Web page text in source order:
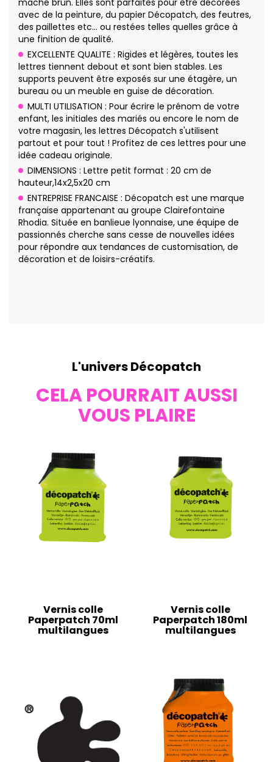
maché brun. Elles sont parfaites pour être décorées
avec de la peinture, du papier Décopatch, des feutres,
des paillettes etc… ou restées telles quelles grâce à
une finition de qualité.
EXCELLENTE QUALITE : Rigides et légères, toutes les
lettres tiennent debout et sont bien stables. Les
supports peuvent être exposés sur une étagère, un
bureau ou un meuble en guise de décoration.
MULTI UTILISATION : Pour écrire le prénom de votre
enfant, les initiales des mariés ou encore le nom de
votre magasin, les lettres Décopatch s'utilisent
partout et pour tout ! Profitez de ces lettres pour une
idée cadeau originale.
DIMENSIONS : Lettre petit format : 20 cm de
hauteur,14x2,5x20 cm
ENTREPRISE FRANCAISE : Décopatch est une marque
française appartenant au groupe Clairefontaine
Rhodia. Située en banlieue lyonnaise, une équipe de
passionnés cherche sans cesse de nouvelles idées
pour répondre aux tendances de customisation, de
décoration et de loisirs-créatifs.
L'univers Décopatch
CELA POURRAIT AUSSI
VOUS PLAIRE
Vernis colle
Paperpatch 70ml
multilangues
Vernis colle
Paperpatch 180ml
multilangues